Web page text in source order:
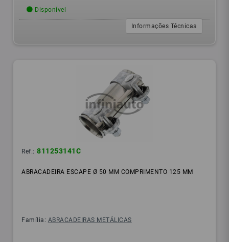
Disponível
Informações Técnicas
Ref.: 811253141C
ABRACADEIRA ESCAPE Ø 50 MM COMPRIMENTO 125 MM
Família: ABRACADEIRAS METÁLICAS